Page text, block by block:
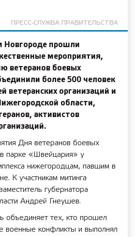
ПРЕСС-СЛУЖБА ПРАВИТЕЛЬСТВА
Новгороде прошли
мероприятия,
ветеранов боевых
более 500 человек
ветеранских организаций и
области,
активистов
Дня ветеранов боевых
в парке «Швейцария» у
нижегородцам, павшим в
К участникам митинга
губернатора
Андрей Гнеушев.
объединяет тех, кто прошел
военные конфликты и выполнял